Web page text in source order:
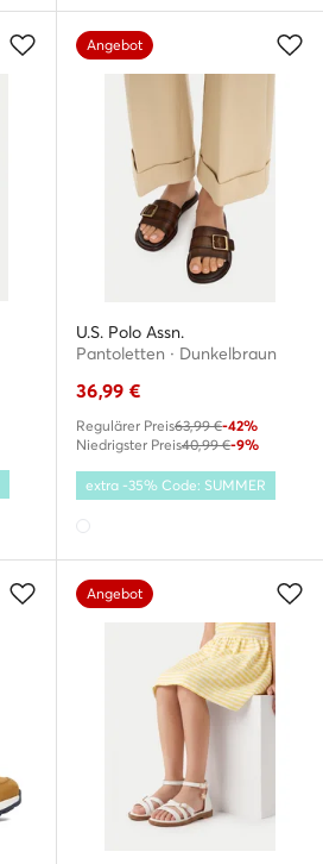
Angebot
U.S. Polo Assn.
Pantoletten · Dunkelbraun
36,99 €
Regulärer Preis63,99 €-42%
Niedrigster Preis40,99 €-9%
extra -35% Code: SUMMER
Angebot